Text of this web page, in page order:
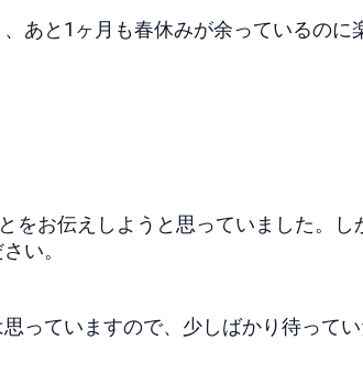
あと1ヶ月も春休みが余っているのに
をお伝えしようと思っていました。し
い。
っていますので、少しばかり待ってい